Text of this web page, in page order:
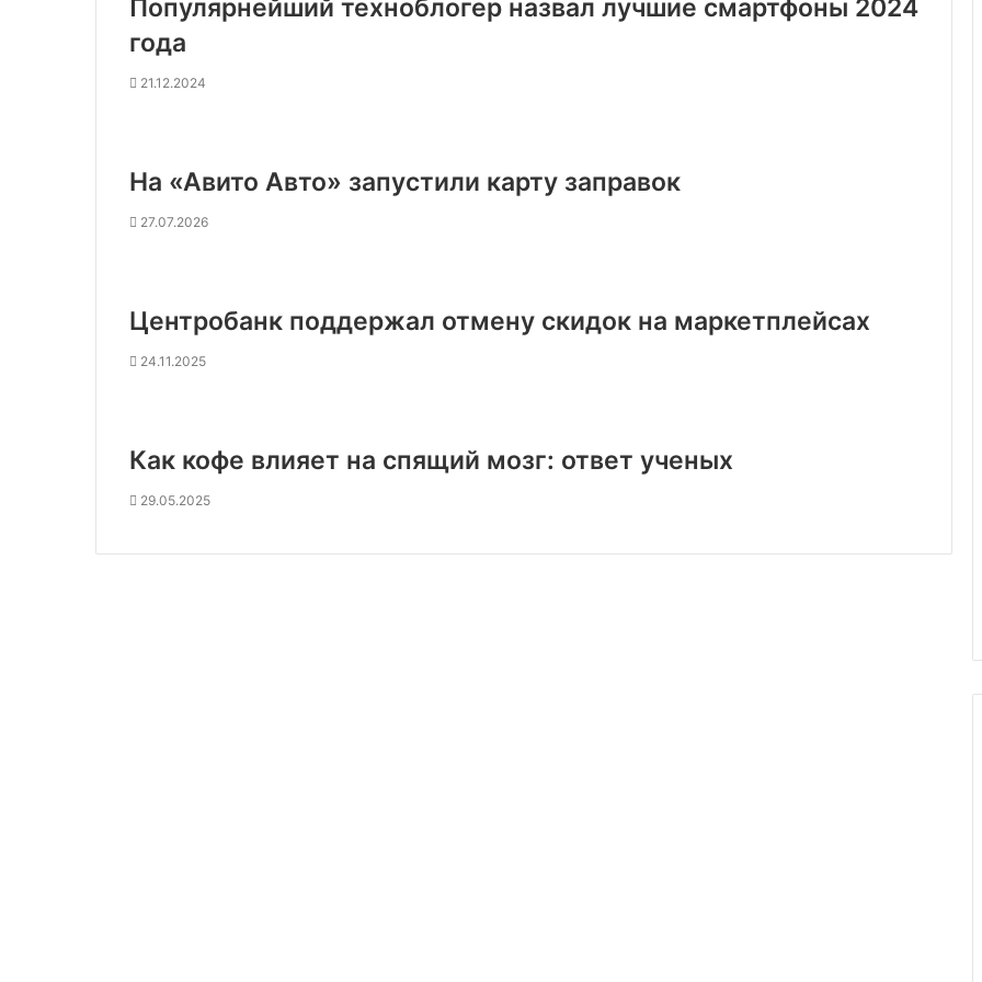
Популярнейший техноблогер назвал лучшие смартфоны 2024
года
21.12.2024
На «Авито Авто» запустили карту заправок
27.07.2026
Центробанк поддержал отмену скидок на маркетплейсах
24.11.2025
Как кофе влияет на спящий мозг: ответ ученых
29.05.2025